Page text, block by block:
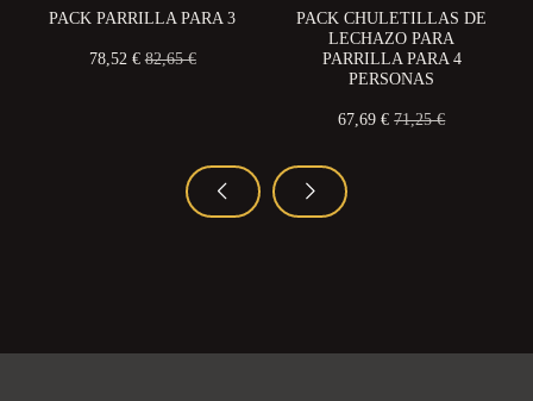
PACK PARRILLA PARA 3
78,52 €82,65 €
PACK CHULETILLAS DE
LECHAZO PARA
PARRILLA PARA 4
PERSONAS
67,69 €71,25 €